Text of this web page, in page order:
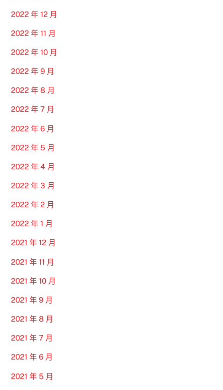
2022 年 12 月
2022 年 11 月
2022 年 10 月
2022 年 9 月
2022 年 8 月
2022 年 7 月
2022 年 6 月
2022 年 5 月
2022 年 4 月
2022 年 3 月
2022 年 2 月
2022 年 1 月
2021 年 12 月
2021 年 11 月
2021 年 10 月
2021 年 9 月
2021 年 8 月
2021 年 7 月
2021 年 6 月
2021 年 5 月